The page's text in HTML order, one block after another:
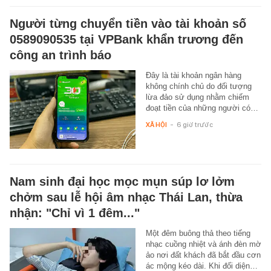
Người từng chuyển tiền vào tài khoản số
0589090535 tại VPBank khẩn trương đến
công an trình báo
Đây là tài khoản ngân hàng
không chính chủ do đối tượng
lừa đảo sử dụng nhằm chiếm
đoạt tiền của những người có…
XÃ HỘI - 6 giờ trước
Nam sinh đại học mọc mụn súp lơ lởm
chởm sau lễ hội âm nhạc Thái Lan, thừa
nhận: "Chỉ vì 1 đêm..."
Một đêm buông thả theo tiếng
nhạc cuồng nhiệt và ánh đèn mờ
ảo nơi đất khách đã bắt đầu cơn
ác mộng kéo dài. Khi đối diện…